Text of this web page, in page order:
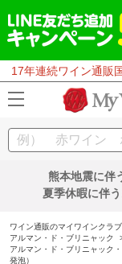
17年連続ワイン通販
熊本地震に伴
夏季休暇に伴
ワイン通販のマイワインクラブ
アルマン・ド・ブリニャック
アルマン・ド・ブリニャック
発泡）